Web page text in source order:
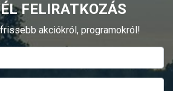
FELIRATKOZÁS
akciókról, programokról!